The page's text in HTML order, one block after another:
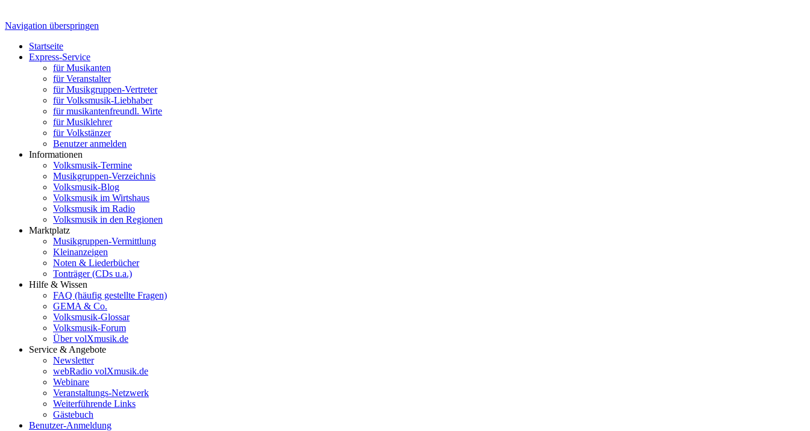
Navigation überspringen
Startseite
Express-Service
für Musikanten
für Veranstalter
für Musikgruppen-Vertreter
für Volksmusik-Liebhaber
für musikantenfreundl. Wirte
für Musiklehrer
für Volkstänzer
Benutzer anmelden
Informationen
Volksmusik-Termine
Musikgruppen-Verzeichnis
Volksmusik-Blog
Volksmusik im Wirtshaus
Volksmusik im Radio
Volksmusik in den Regionen
Marktplatz
Musikgruppen-Vermittlung
Kleinanzeigen
Noten & Liederbücher
Tonträger (CDs u.a.)
Hilfe & Wissen
FAQ (häufig gestellte Fragen)
GEMA & Co.
Volksmusik-Glossar
Volksmusik-Forum
Über volXmusik.de
Service & Angebote
Newsletter
webRadio volXmusik.de
Webinare
Veranstaltungs-Netzwerk
Weiterführende Links
Gästebuch
Benutzer-Anmeldung